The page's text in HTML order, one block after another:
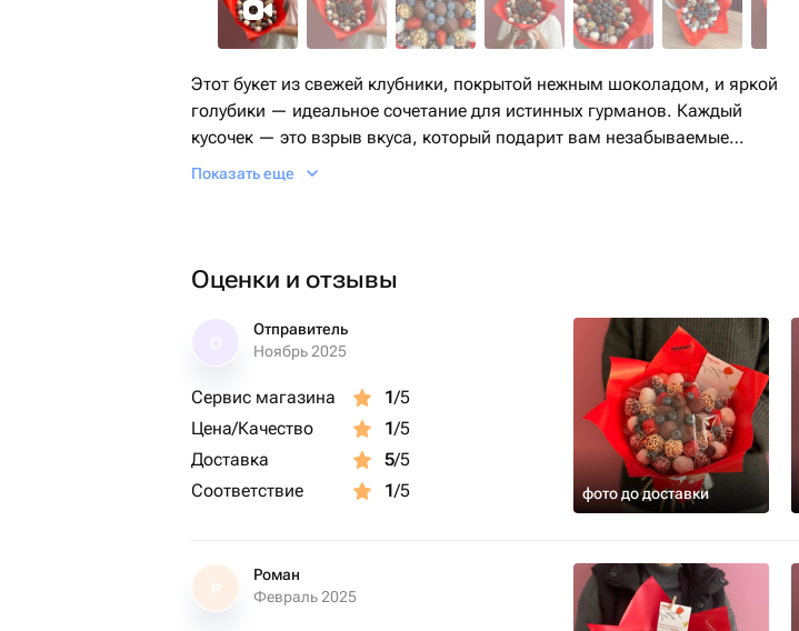
Этот букет из свежей клубники, покрытой нежным шоколадом, и яркой
голубики — идеальное сочетание для истинных гурманов. Каждый
кусочек — это взрыв вкуса, который подарит вам незабываемые
моменты радости и удовольствия.
Показать еще
Оценки и отзывы
Отправитель
Ноябрь 2025
Сервис магазина 1/5
Цена/Качество
1/5
Доставка
5/5
Соответствие
1/5 фото до доставки
Р
Роман
Февраль 2025